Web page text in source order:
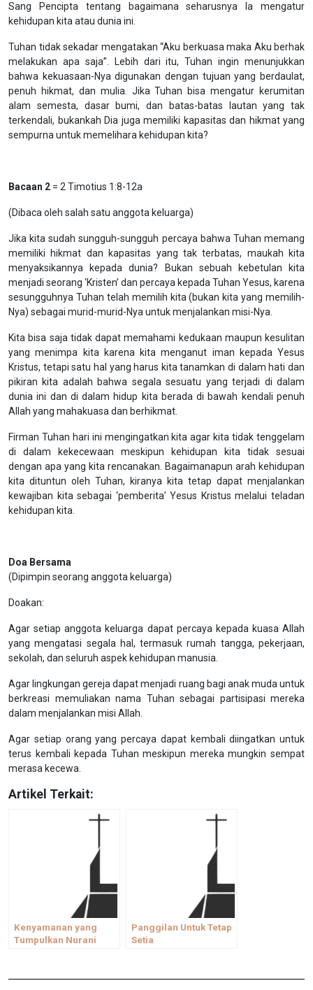
Sang Pencipta tentang bagaimana seharusnya Ia mengatur
kehidupan kita atau dunia ini.
Tuhan tidak sekadar mengatakan “Aku berkuasa maka Aku berhak
melakukan apa saja”. Lebih dari itu, Tuhan ingin menunjukkan
bahwa kekuasaan-Nya digunakan dengan tujuan yang berdaulat,
penuh hikmat, dan mulia. Jika Tuhan bisa mengatur kerumitan
alam semesta, dasar bumi, dan batas-batas lautan yang tak
terkendali, bukankah Dia juga memiliki kapasitas dan hikmat yang
sempurna untuk memelihara kehidupan kita?
Bacaan 2 = 2 Timotius 1:8-12a
(Dibaca oleh salah satu anggota keluarga)
Jika kita sudah sungguh-sungguh percaya bahwa Tuhan memang
memiliki hikmat dan kapasitas yang tak terbatas, maukah kita
menyaksikannya kepada dunia? Bukan sebuah kebetulan kita
menjadi seorang ‘Kristen’ dan percaya kepada Tuhan Yesus, karena
sesungguhnya Tuhan telah memilih kita (bukan kita yang memilih-
Nya) sebagai murid-murid-Nya untuk menjalankan misi-Nya.
Kita bisa saja tidak dapat memahami kedukaan maupun kesulitan
yang menimpa kita karena kita menganut iman kepada Yesus
Kristus, tetapi satu hal yang harus kita tanamkan di dalam hati dan
pikiran kita adalah bahwa segala sesuatu yang terjadi di dalam
dunia ini dan di dalam hidup kita berada di bawah kendali penuh
Allah yang mahakuasa dan berhikmat.
Firman Tuhan hari ini mengingatkan kita agar kita tidak tenggelam
di dalam kekecewaan meskipun kehidupan kita tidak sesuai
dengan apa yang kita rencanakan. Bagaimanapun arah kehidupan
kita dituntun oleh Tuhan, kiranya kita tetap dapat menjalankan
kewajiban kita sebagai ‘pemberita’ Yesus Kristus melalui teladan
kehidupan kita.
Doa Bersama
(Dipimpin seorang anggota keluarga)
Doakan:
Agar setiap anggota keluarga dapat percaya kepada kuasa Allah
yang mengatasi segala hal, termasuk rumah tangga, pekerjaan,
sekolah, dan seluruh aspek kehidupan manusia.
Agar lingkungan gereja dapat menjadi ruang bagi anak muda untuk
berkreasi memuliakan nama Tuhan sebagai partisipasi mereka
dalam menjalankan misi Allah.
Agar setiap orang yang percaya dapat kembali diingatkan untuk
terus kembali kepada Tuhan meskipun mereka mungkin sempat
merasa kecewa.
Artikel Terkait:
Kenyamanan yang
Tumpulkan Nurani
Panggilan Untuk Tetap
Setia